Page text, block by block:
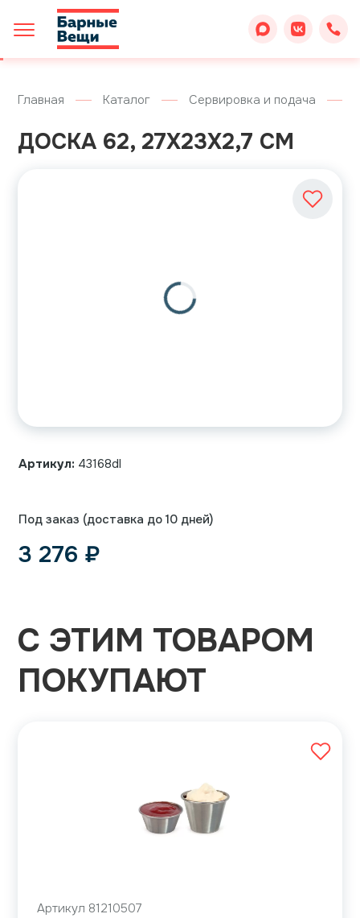
Главная Каталог Сервировка и подача
ДОСКА 62, 27X23X2,7 СМ
Артикул: 43168dl
Под заказ (доставка до 10 дней)
3 276 ₽
С ЭТИМ ТОВАРОМ
ПОКУПАЮТ
Артикул 81210507